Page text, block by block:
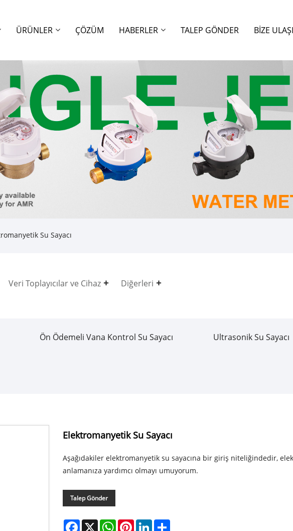
ÜRÜNLER ÇÖZÜM HABERLER TALEP GÖNDER BIZE
Su Sayacı
Veri Toplayıcılar ve Cihaz Diğerleri
Ön Ödemeli Vana Kontrol Su Sayacı Ultrasonik Su Sayacı
Elektromanyetik Su Sayacı
Aşağıdakiler elektromanyetik su sayacına bir giriş niteliğindedir,
anlamanıza yardımcı olmayı umuyorum.
Talep Gönder
Facebook
X WhatsApp
PinterestLinkedIn